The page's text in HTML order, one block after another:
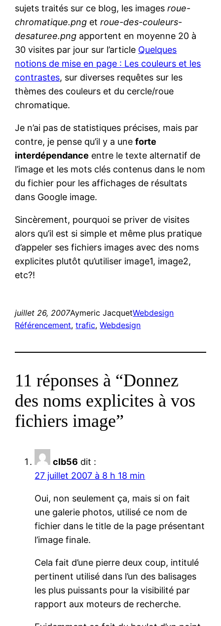
sujets traités sur ce blog, les imagesroue-
chromatique.png etroue-des-couleurs-
desaturee.png apportent en moyenne 20 à
30 visites par jour sur l’article Quelques
notions de mise en page : Les couleurs et les
contrastes, sur diverses requêtes sur les
thèmes des couleurs et du cercle/roue
chromatique.
Je n’ai pas de statistiques précises, mais par
contre, je pense qu’il y a uneforte
interdépendance entre le texte alternatif de
l’image et les mots clés contenus dans le nom
du fichier pour les affichages de résultats
dans Google image.
Sincèrement, pourquoi se priver de visites
alors qu’il est si simple et même plus pratique
d’appeler ses fichiers images avec des noms
explicites plutôt qu’utiliser image1, image2,
etc?!
juillet 26, 2007Aymeric JacquetWebdesign
Référencement, trafic, Webdesign
11 réponses à “Donnez
des noms explicites à vos
fichiers image”
clb56 dit :
27 juillet 2007 à 8 h 18 min
Oui, non seulement ça, mais si on fait
une galerie photos, utilisé ce nom de
fichier dans le title de la page présentant
l’image finale.
Cela fait d’une pierre deux coup, intitulé
pertinent utilisé dans l’un des balisages
les plus puissants pour la visibilité par
rapport aux moteurs de recherche.